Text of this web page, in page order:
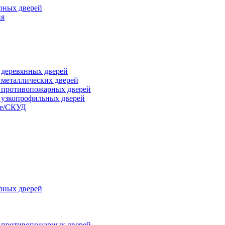
дверей
дверей
дверей
дверей
дверей
СКУД
дверей